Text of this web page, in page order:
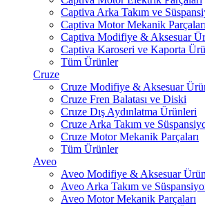
Captiva Arka Takım ve
Captiva Motor Mekanik Parçaları
Captiva Modifiye & Aksesuar
Captiva Karoseri ve Kaporta
Tüm Ürünler
Cruze
Cruze Modifiye & Aksesuar
Cruze Fren Balatası ve Diski
Cruze Dış Aydınlatma Ürünleri
Cruze Arka Takım ve
Cruze Motor Mekanik Parçaları
Tüm Ürünler
Aveo
Aveo Modifiye & Aksesuar
Aveo Arka Takım ve
Aveo Motor Mekanik Parçaları